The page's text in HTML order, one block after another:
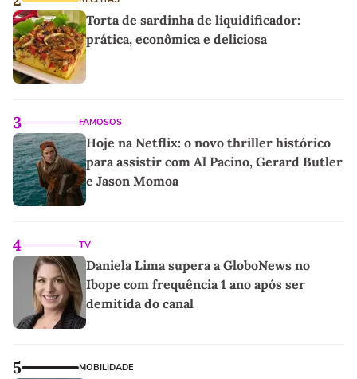
Torta de sardinha de liquidificador:
prática, econômica e deliciosa
3 FAMOSOS
Hoje na Netflix: o novo thriller histórico
para assistir com Al Pacino, Gerard Butler
e Jason Momoa
4 TV
Daniela Lima supera a GloboNews no
Ibope com frequência 1 ano após ser
demitida do canal
5 MOBILIDADE